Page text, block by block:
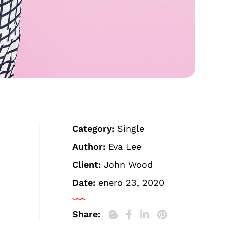
Category: Single
Author: Eva Lee
Client: John Wood
Date: enero 23, 2020
Share: